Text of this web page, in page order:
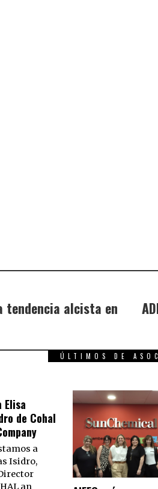
tendencia alcista en
ÚLTIMOS DE
Elisa
de Cohal
a
Isidro,
an